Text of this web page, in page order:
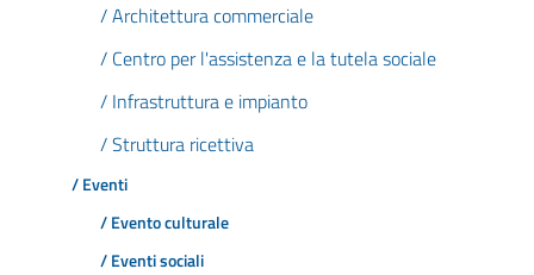
/ Architettura commerciale
/ Centro per l'assistenza e la tutela sociale
/ Infrastruttura e impianto
/ Struttura ricettiva
/ Eventi
/ Evento culturale
/ Eventi sociali